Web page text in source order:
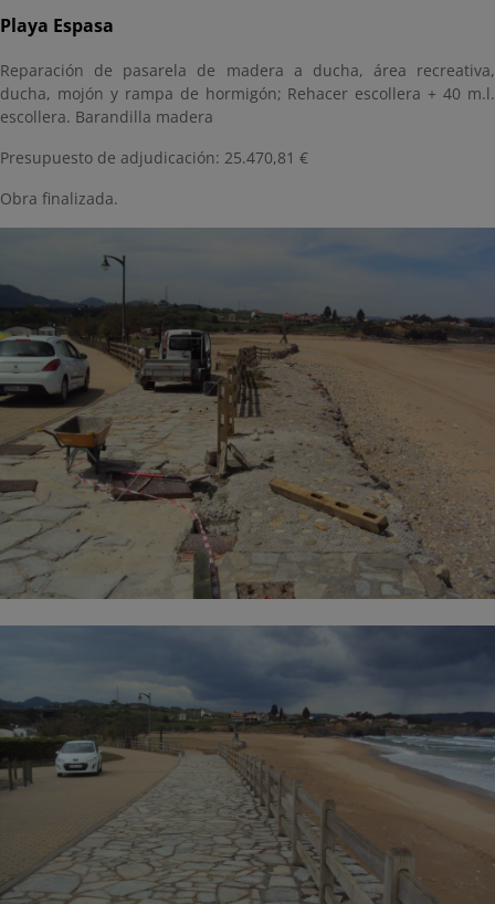
Playa Espasa
Reparación de pasarela de madera a ducha, área recreativa,
ducha, mojón y rampa de hormigón; Rehacer escollera + 40 m.l.
escollera. Barandilla madera
Presupuesto de adjudicación: 25.470,81 €
Obra finalizada.